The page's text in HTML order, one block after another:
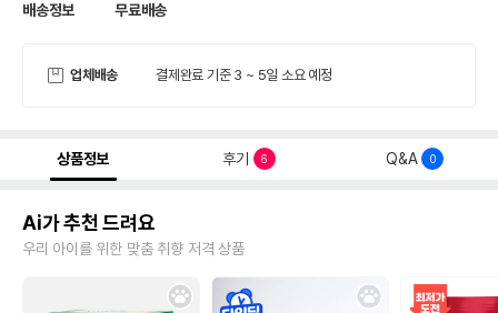
배송정보 무료배송
업체배송 결제완료 기준 3 ~ 5일 소요 예정
상품정보 후기 6 Q&A 0
Ai가 추천 드려요
우리 아이를 위한 맞춤 취향 저격 상품